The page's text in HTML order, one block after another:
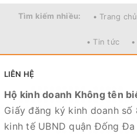
- Shopee:https://shopee.vn/
https://
- Zalo OA:
Địa chỉ cửa hàng : Số 10
Hà Nội
Tìm kiếm nhiều: • Trang chủ
• Tin tức
LIÊN HỆ
Hộ kinh doanh Không tên
Giấy đăng ký kinh doanh
kinh tế UBND quận Đống